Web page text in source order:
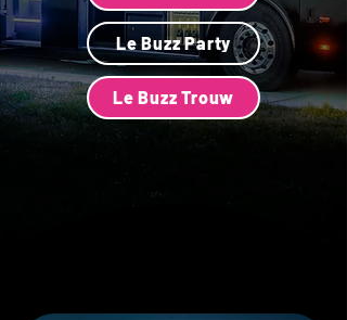
Le Buzz Party
Le Buzz Trouw